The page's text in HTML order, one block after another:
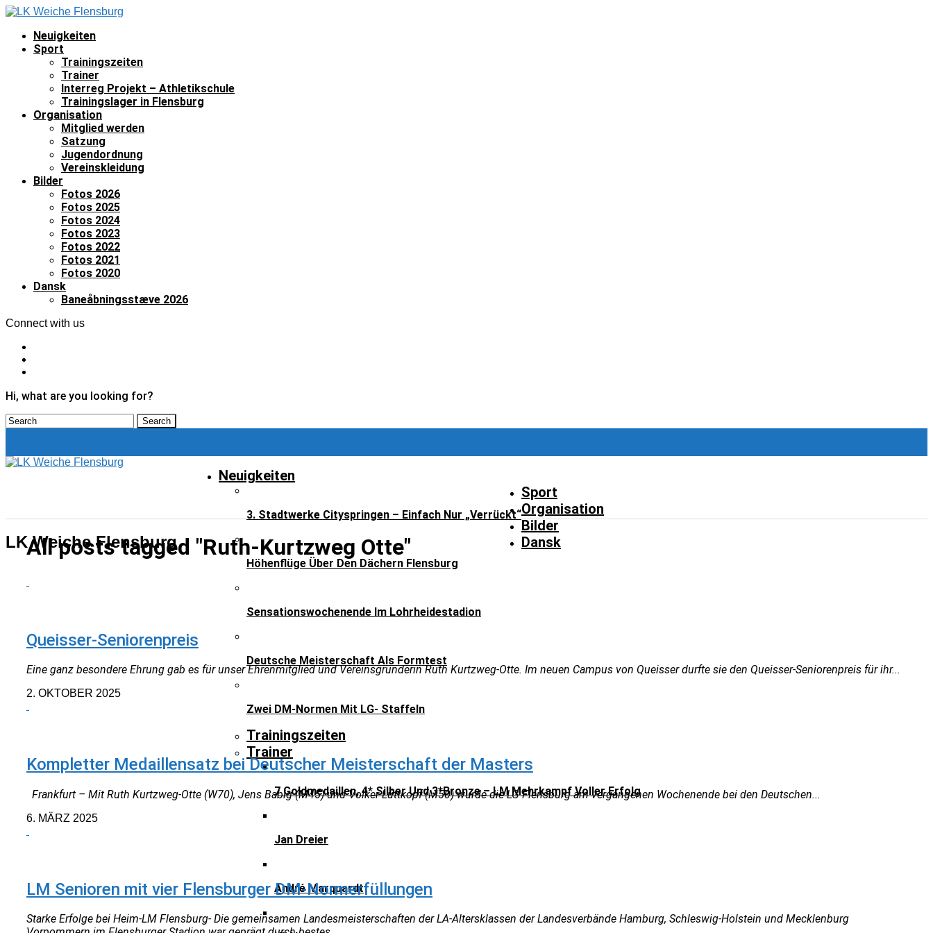
Neuigkeiten
Sport
Trainingszeiten
Trainer
Interreg Projekt – Athletikschule
Trainingslager in Flensburg
Organisation
Mitglied werden
Satzung
Jugendordnung
Vereinskleidung
Bilder
Fotos 2026
Fotos 2025
Fotos 2024
Fotos 2023
Fotos 2022
Fotos 2021
Fotos 2020
Dansk
Baneåbningsstæve 2026
Connect with us
Hi, what are you looking for?
LK Weiche Flensburg
Neuigkeiten
3. Stadtwerke Cityspringen – Einfach Nur „verrückt“
Höhenflüge Über Den Dächern Flensburg
Sensationswochenende Im Lohrheidestadion
Deutsche Meisterschaft Als Formtest
Zwei DM-Normen Mit LG- Staffeln
Sport
Trainingszeiten
Trainer
7 Goldmedaillen, 4* Silber Und 3*Bronze – LM Mehrkampf Voller Erfolg
Jan Dreier
André Marquardt
Organisation
Bilder
Dansk
All posts tagged "Ruth-Kurtzweg Otte"
Queisser-Seniorenpreis
Eine ganz besondere Ehrung gab es für unser Ehrenmitglied und Vereinsgründerin Ruth Kurtzweg-Otte. Im neuen Campus von Queisser durfte sie den Queisser-Seniorenpreis für ihr...
2. OKTOBER 2025
Kompletter Medaillensatz bei Deutscher Meisterschaft der Masters
Frankfurt – Mit Ruth Kurtzweg-Otte (W70), Jens Babig (M45) und Volker Lüttkopf (M50) wurde die LG Flensburg am vergangenen Wochenende bei den Deutschen...
6. MÄRZ 2025
LM Senioren mit vier Flensburger DM-Normerfüllungen
Starke Erfolge bei Heim-LM Flensburg- Die gemeinsamen Landesmeisterschaften der LA-Altersklassen der Landesverbände Hamburg, Schleswig-Holstein und Mecklenburg